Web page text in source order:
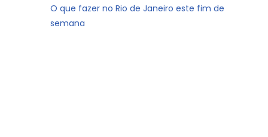
O que fazer no Rio de Janeiro este fim de
semana